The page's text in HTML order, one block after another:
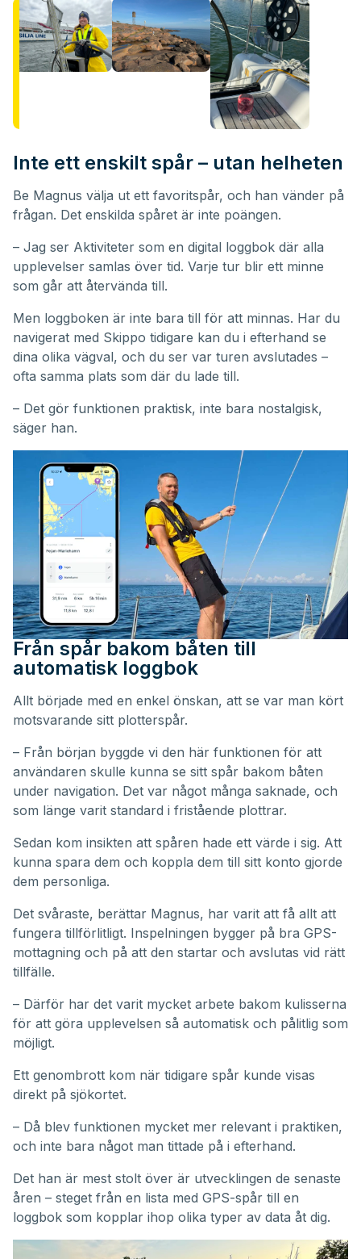
Inte ett enskilt spår – utan helheten
Be Magnus välja ut ett favoritspår, och han vänder på
frågan. Det enskilda spåret är inte poängen.
– Jag ser Aktiviteter som en digital loggbok där alla
upplevelser samlas över tid. Varje tur blir ett minne
som går att återvända till.
Men loggboken är inte bara till för att minnas. Har du
navigerat med Skippo tidigare kan du i efterhand se
dina olika vägval, och du ser var turen avslutades –
ofta samma plats som där du lade till.
– Det gör funktionen praktisk, inte bara nostalgisk,
säger han.
Från spår bakom båten till
automatisk loggbok
Allt började med en enkel önskan, att se var man kört
motsvarande sitt plotterspår.
– Från början byggde vi den här funktionen för att
användaren skulle kunna se sitt spår bakom båten
under navigation. Det var något många saknade, och
som länge varit standard i fristående plottrar.
Sedan kom insikten att spåren hade ett värde i sig. Att
kunna spara dem och koppla dem till sitt konto gjorde
dem personliga.
Det svåraste, berättar Magnus, har varit att få allt att
fungera tillförlitligt. Inspelningen bygger på bra GPS-
mottagning och på att den startar och avslutas vid rätt
tillfälle.
– Därför har det varit mycket arbete bakom kulisserna
för att göra upplevelsen så automatisk och pålitlig som
möjligt.
Ett genombrott kom när tidigare spår kunde visas
direkt på sjökortet.
– Då blev funktionen mycket mer relevant i praktiken,
och inte bara något man tittade på i efterhand.
Det han är mest stolt över är utvecklingen de senaste
åren – steget från en lista med GPS-spår till en
loggbok som kopplar ihop olika typer av data åt dig.